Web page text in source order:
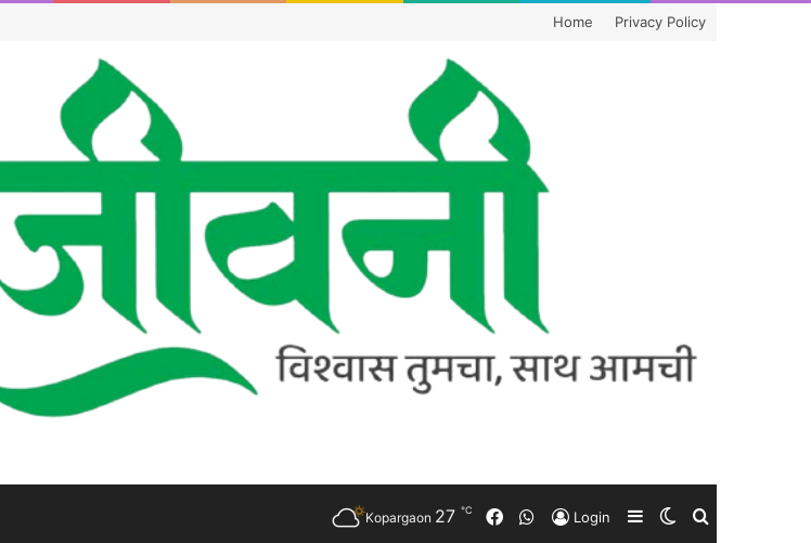
Home Privacy Policy
Search
Switch
Sidebar
Login
WhatsApp
Facebook
Kopargaon 27 ℃